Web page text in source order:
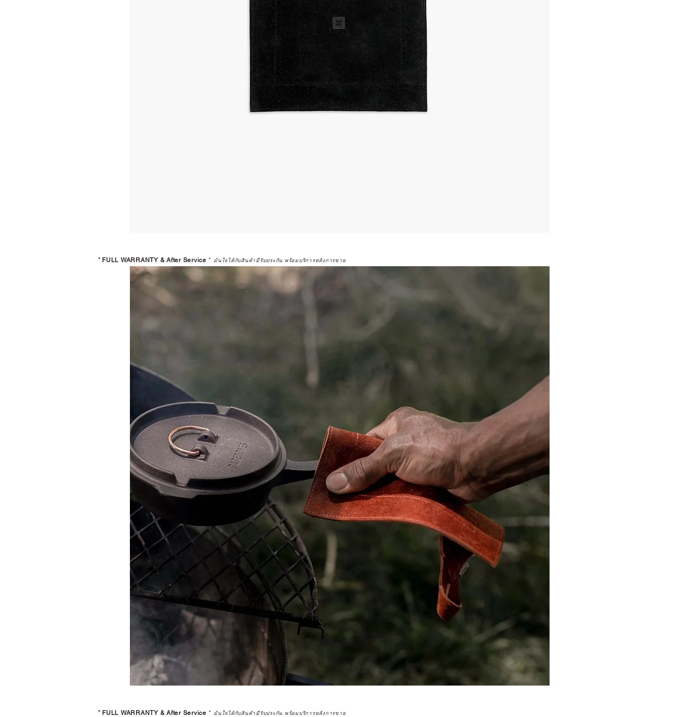
* FULL WARRANTY & After Service * มั่นใจได้กับสินค้ามีรับประกัน พร้อมบริการหลังการขาย
* FULL WARRANTY & After Service * มั่นใจได้กับสินค้ามีรับประกัน พร้อมบริการหลังการขาย